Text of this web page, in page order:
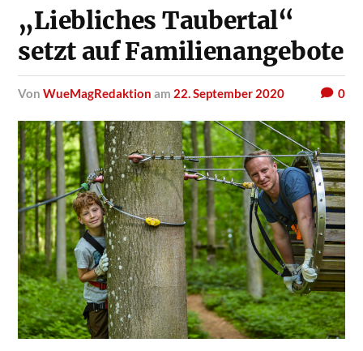
„Liebliches Taubertal“
setzt auf Familienangebote
vonWueMagRedaktion am 22. September 2020 0